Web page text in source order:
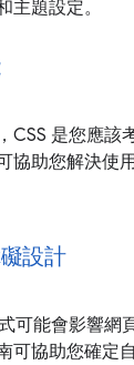
主題設定。
CSS 是您應該
協助您解決使
設計
可能會影響網
可協助您確定